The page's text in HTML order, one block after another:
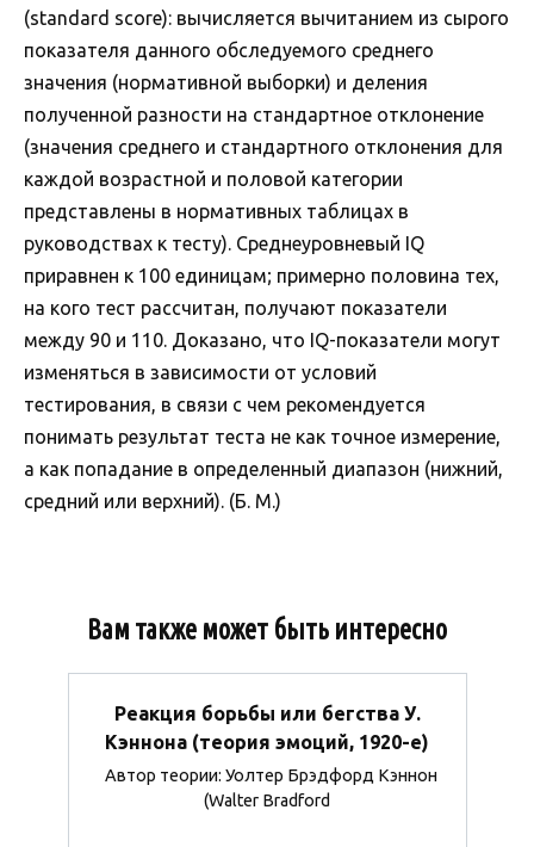
(standard score): вычисляется вычитанием из сырого
показателя данного обследуемого среднего
значения (нормативной выборки) и деления
полученной разности на стандартное отклонение
(значения среднего и стандартного отклонения для
каждой возрастной и половой категории
представлены в нормативных таблицах в
руководствах к тесту). Среднеуровневый IQ
приравнен к 100 единицам; примерно половина тех,
на кого тест рассчитан, получают показатели
между 90 и 110. Доказано, что IQ-показатели могут
изменяться в зависимости от условий
тестирования, в связи с чем рекомендуется
понимать результат теста не как точное измерение,
а как попадание в определенный диапазон (нижний,
средний или верхний). (Б. М.)
Вам также может быть интересно
Реакция борьбы или бегства У.
Кэннона (теория эмоций, 1920-е)
Автор теории: Уолтер Брэдфорд Кэннон
(Walter Bradford